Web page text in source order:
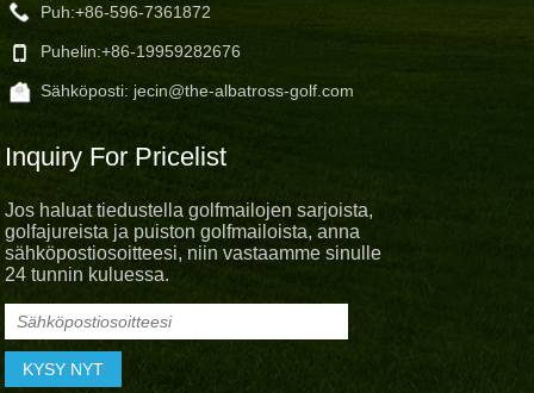
Puh:+86-596-7361872
Puhelin:+86-19959282676
Sähköposti: jecin@the-albatross-golf.com
Inquiry For Pricelist
Jos haluat tiedustella golfmailojen sarjoista,
golfajureista ja puiston golfmailoista, anna
sähköpostiosoitteesi, niin vastaamme sinulle
24 tunnin kuluessa.